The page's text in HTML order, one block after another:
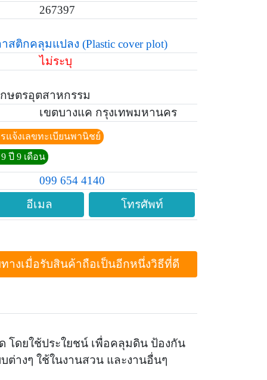
267397
สติกคลุมแปลง (Plastic cover plot)
ไม่ระบุ
ษตรอุตสาหกรรม
เขตบางแค กรุงเทพมหานคร
แจ้งเลขทะเบียนพานิชย์
ปี 9 เดือน
099 654 4140
อีเมล
โทรศัพท์
างเมื่อรับสินค้าถือเป็นอีกหนึ่งวิธีที่ดี
โดยใช้ประใยชน์ เพื่อคลุมดิน ป้องกัน
างๆ ใช้ในงานสวน และงานอื่นๆ